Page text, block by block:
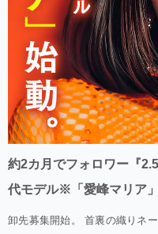
約2カ月でフォロワー『
代モデル※「愛峰マリア」
卸先募集開始。 首裏の織りネ